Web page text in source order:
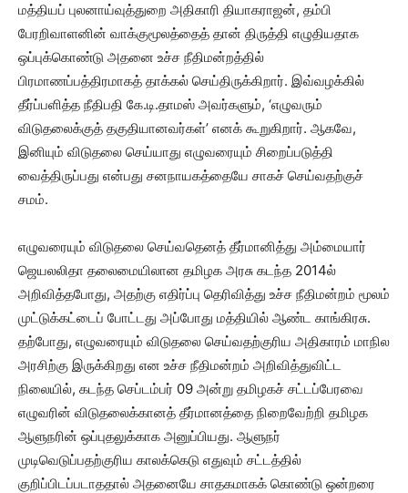
மத்தியப் புலனாய்வுத்துறை அதிகாரி தியாகராஜன், தம்பி
பேரறிவாளனின் வாக்குமூலத்தைத் தான் திருத்தி எழுதியதாக
ஒப்புக்கொண்டு அதனை உச்ச நீதிமன்றத்தில்
பிரமாணப்பத்திரமாகத் தாக்கல் செய்திருக்கிறார். இவ்வழக்கில்
தீர்ப்பளித்த நீதிபதி கே.டி.தாமஸ் அவர்களும், ‘எழுவரும்
விடுதலைக்குத் தகுதியானவர்கள்’ எனக் கூறுகிறார். ஆகவே,
இனியும் விடுதலை செய்யாது எழுவரையும் சிறைப்படுத்தி
வைத்திருப்பது என்பது சனநாயகத்தையே சாகச் செய்வதற்குச்
சமம்.
எழுவரையும் விடுதலை செய்வதெனத் தீர்மானித்து அம்மையார்
ஜெயலலிதா தலைமையிலான தமிழக அரசு கடந்த 2014ல்
அறிவித்தபோது, அதற்கு எதிர்ப்பு தெரிவித்து உச்ச நீதிமன்றம் மூலம்
முட்டுக்கட்டைப் போட்டது அப்போது மத்தியில் ஆண்ட காங்கிரசு.
தற்போது, எழுவரையும் விடுதலை செய்வதற்குரிய அதிகாரம் மாநில
அரசிற்கு இருக்கிறது என உச்ச நீதிமன்றம் அறிவித்துவிட்ட
நிலையில், கடந்த செப்டம்பர் 09 அன்று தமிழகச் சட்டப்பேரவை
எழுவரின் விடுதலைக்கானத் தீர்மானத்தை நிறைவேற்றி தமிழக
ஆளுநரின் ஒப்புதலுக்காக அனுப்பியது. ஆளுநர்
முடிவெடுப்பதற்குரிய காலக்கெடு எதுவும் சட்டத்தில்
குறிப்பிடப்படாததால் அதனையே சாதகமாகக் கொண்டு ஒன்றரை